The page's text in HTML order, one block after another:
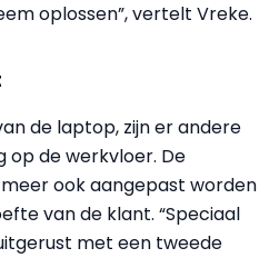
oplossen”, vertelt Vreke.
de laptop, zijn er andere
op de werkvloer. De
ook aangepast worden
van de klant. “Speciaal
met een tweede